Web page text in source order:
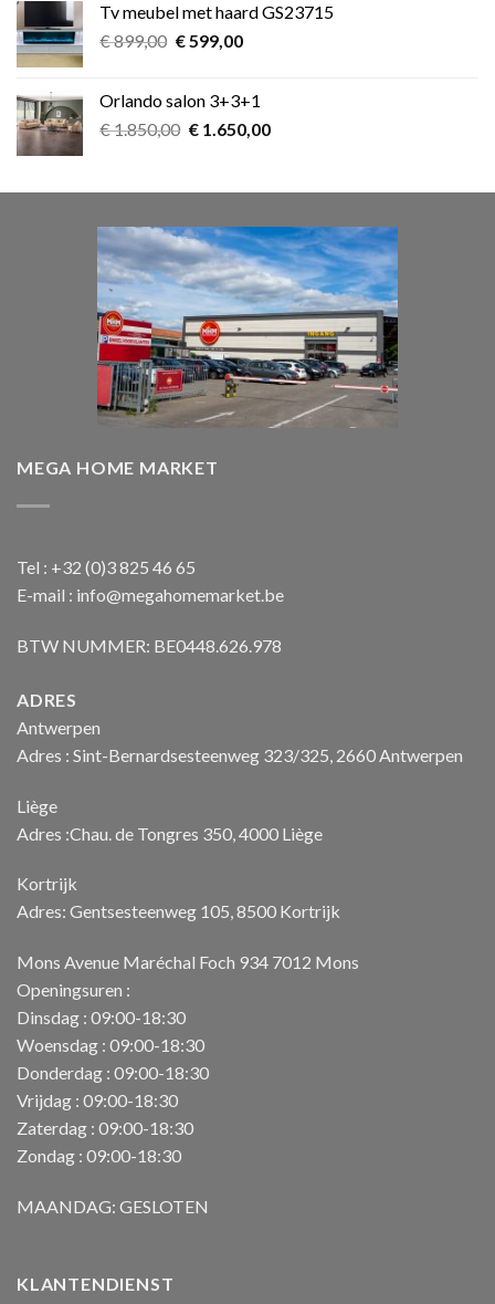
€ 39,00.€ 25,00.
Tv meubel met haard GS23715
€899,00 Oorspronkelijke
€ 899,00.
€599,00Huidige
€ 599,00.
Orlando salon 3+3+1
€1.850,00 Oorspronkelijke
€ 1.850,00.
€1.650,00Huidige
€ 1.650,00.
MEGA HOME MARKET
Tel : +32 (0)3 825 46 65
E-mail : info@megahomemarket.be
BTW NUMMER: BE0448.626.978
ADRES
Antwerpen
Adres : Sint-Bernardsesteenweg 323/325, 2660 Antwerpen
Liège
Adres :Chau. de Tongres 350, 4000 Liège
Kortrijk
Adres: Gentsesteenweg 105, 8500 Kortrijk
Mons Avenue Maréchal Foch 934 7012 Mons
Openingsuren :
Dinsdag : 09:00-18:30
Woensdag : 09:00-18:30
Donderdag : 09:00-18:30
Vrijdag : 09:00-18:30
Zaterdag : 09:00-18:30
Zondag : 09:00-18:30
MAANDAG: GESLOTEN
KLANTENDIENST